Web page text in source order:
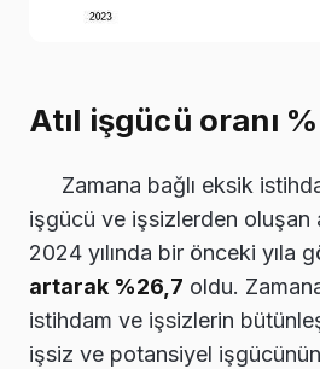
Atıl işgücü oranı
Zamana bağlı eksik
işgücü ve işsizlerden oluşan
2024 yılında bir önceki yıla
artarak %26,7 oldu.
istihdam ve işsizlerin
işsiz ve potansiyel